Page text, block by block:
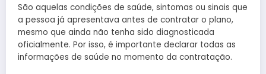
São aquelas condições de saúde, sintomas ou sinais que
a pessoa já apresentava antes de contratar o plano,
mesmo que ainda não tenha sido diagnosticada
oficialmente. Por isso, é importante declarar todas as
informações de saúde no momento da contratação.